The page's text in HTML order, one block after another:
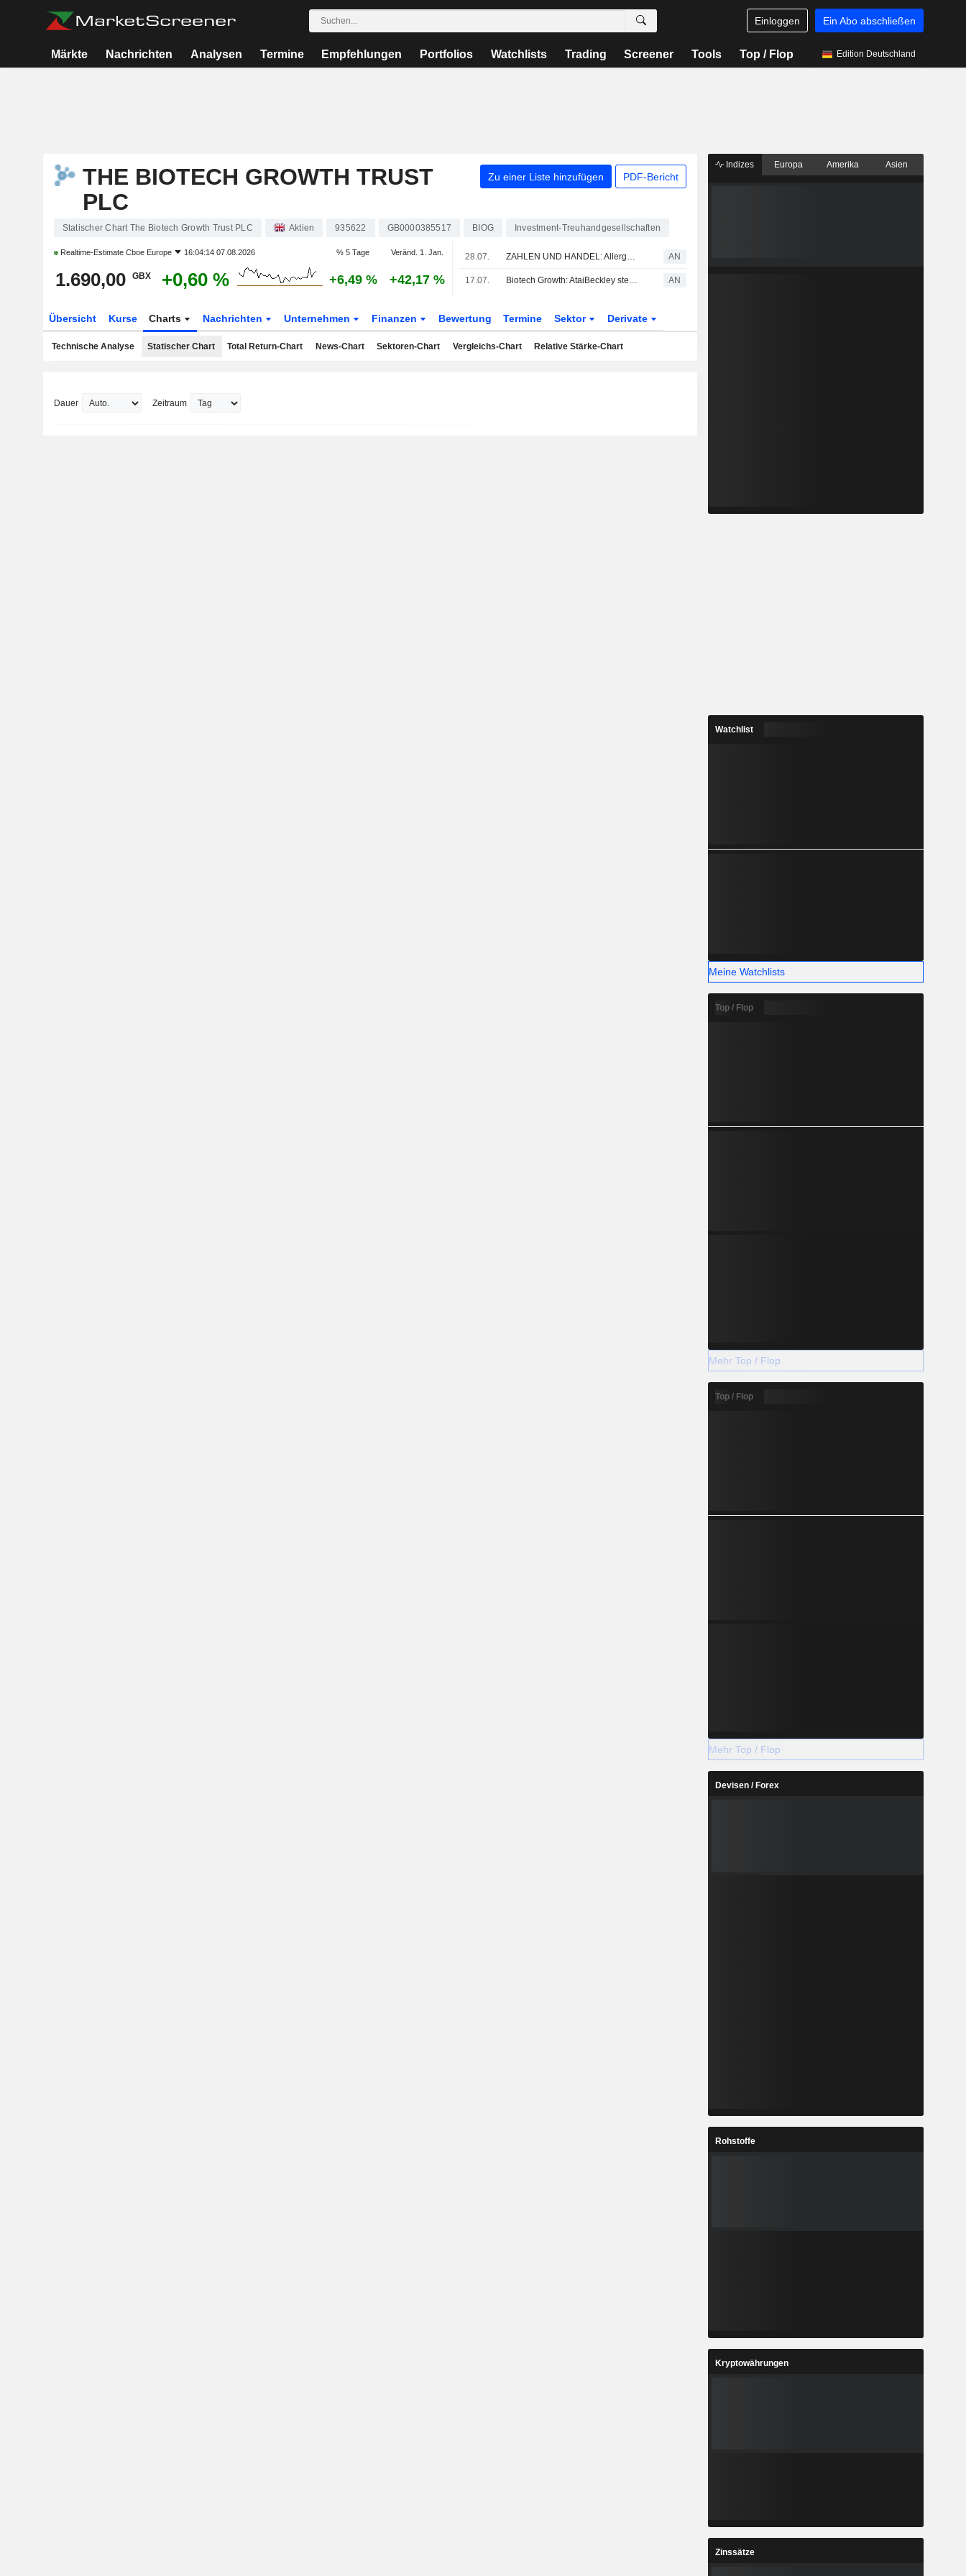
Einloggen Ein Abo abschließen
Märkte Nachrichten Analysen Termine Empfehlungen Portfolios Watchlists Trading Screener Tools Top / Flop Edition Deutschland
THE BIOTECH GROWTH TRUST
PLC
Zu einer Liste hinzufügen PDF-Bericht
Statischer Chart The Biotech Growth Trust PLC Aktien 935622 GB0000385517 BIOG Investment-Treuhandgesellschaften
Realtime-Estimate Cboe Europe 16:04:14 07.08.2026 % 5 Tage Veränd. 1. Jan.
1.690,00 GBX +0,60 % +6,49 % +42,17 %
28.07. ZAHLEN UND HANDEL: Allergy Therapeutics ernennt nächsten Executive Chair AN
17.07. Biotech Growth: AtaiBeckley steht vor Übernahme durch Eli Lilly AN
Übersicht Kurse Charts Nachrichten Unternehmen Finanzen Bewertung Termine Sektor Derivate
Technische Analyse Statischer Chart Total Return-Chart News-Chart Sektoren-Chart Vergleichs-Chart Relative Stärke-Chart
Dauer Zeitraum
Indizes Europa Amerika Asien
Watchlist
Meine Watchlists
Top / Flop
Mehr Top / Flop
Top / Flop
Mehr Top / Flop
Devisen / Forex
Rohstoffe
Kryptowährungen
Zinssätze